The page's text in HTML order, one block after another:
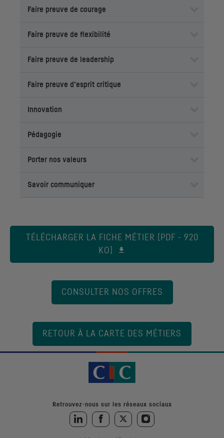
Faire preuve de courage
Faire preuve de flexibilité
Faire preuve de leadership
Faire preuve d'esprit critique
Innovation
Pédagogie
Porter nos valeurs
Savoir communiquer
TÉLÉCHARGER LA FICHE MÉTIER [PDF - 920
KO]
CONSULTER NOS OFFRES
RETOUR À LA CARTE DES MÉTIERS
Retrouvez-nous sur les réseaux sociaux
Retrouvez-nous sur LinkedIn
Retrouvez-nous sur Facebook
Retrouvez-nous sur Twitter
Retrouvez-nous sur